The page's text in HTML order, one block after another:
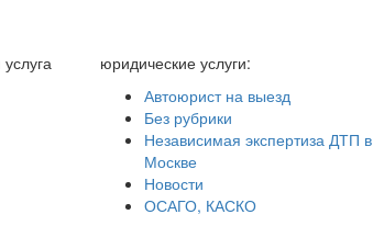
юридические услуги:
Автоюрист на выезд
Без рубрики
Независимая экспертиза ДТП в
Москве
Новости
ОСАГО, КАСКО